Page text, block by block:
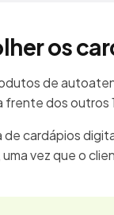
os
de
frente dos
de cardápios
vez que o